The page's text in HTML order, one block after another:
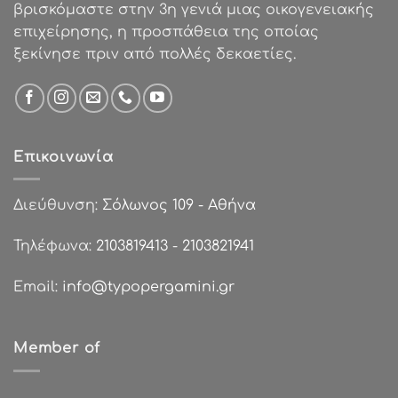
βρισκόμαστε στην 3η γενιά μιας οικογενειακής
επιχείρησης, η προσπάθεια της οποίας
ξεκίνησε πριν από πολλές δεκαετίες.
Επικοινωνία
Διεύθυνση: Σόλωνος 109 - Αθήνα
Τηλέφωνα: 2103819413 - 2103821941
Email: info@typopergamini.gr
Member of